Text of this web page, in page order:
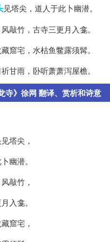
见塔尖，道人于此卜幽潜。
敲竹，古寺三更月入龛。
窟宅，水枯鱼鳖露须髯。
甘雨，卧听萧萧泻屋檐。
寺》徐网 翻译、赏析和诗意
塔尖，
幽潜。
敲竹，
入龛。
窟宅，